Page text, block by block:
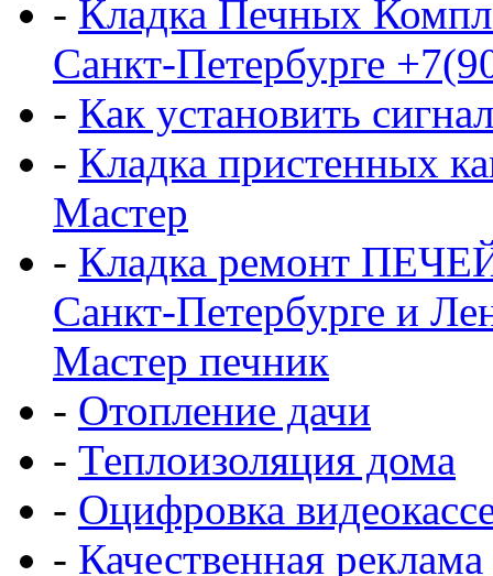
- Кладка Печных
Санкт-Петербурге
- Как установить
- Кладка пристенных
Мастер
- Кладка ремонт
Санкт-Петербурге и
Мастер печник
- Отопление дачи
- Теплоизоляция дома
- Оцифровка
- Качественная